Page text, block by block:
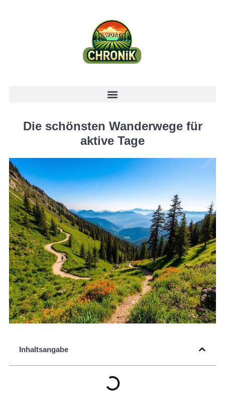
Die schönsten Wanderwege für
aktive Tage
Inhaltsangabe